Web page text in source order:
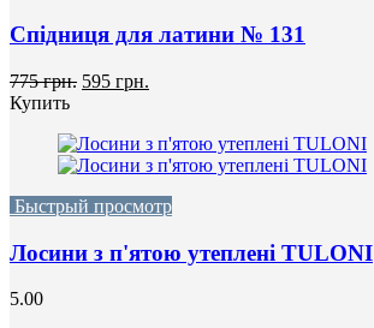
Спідниця для латини № 131
775 грн. 595 грн.
Купить
Быстрый просмотр
Лосини з п'ятою утеплені TULONI
5.00